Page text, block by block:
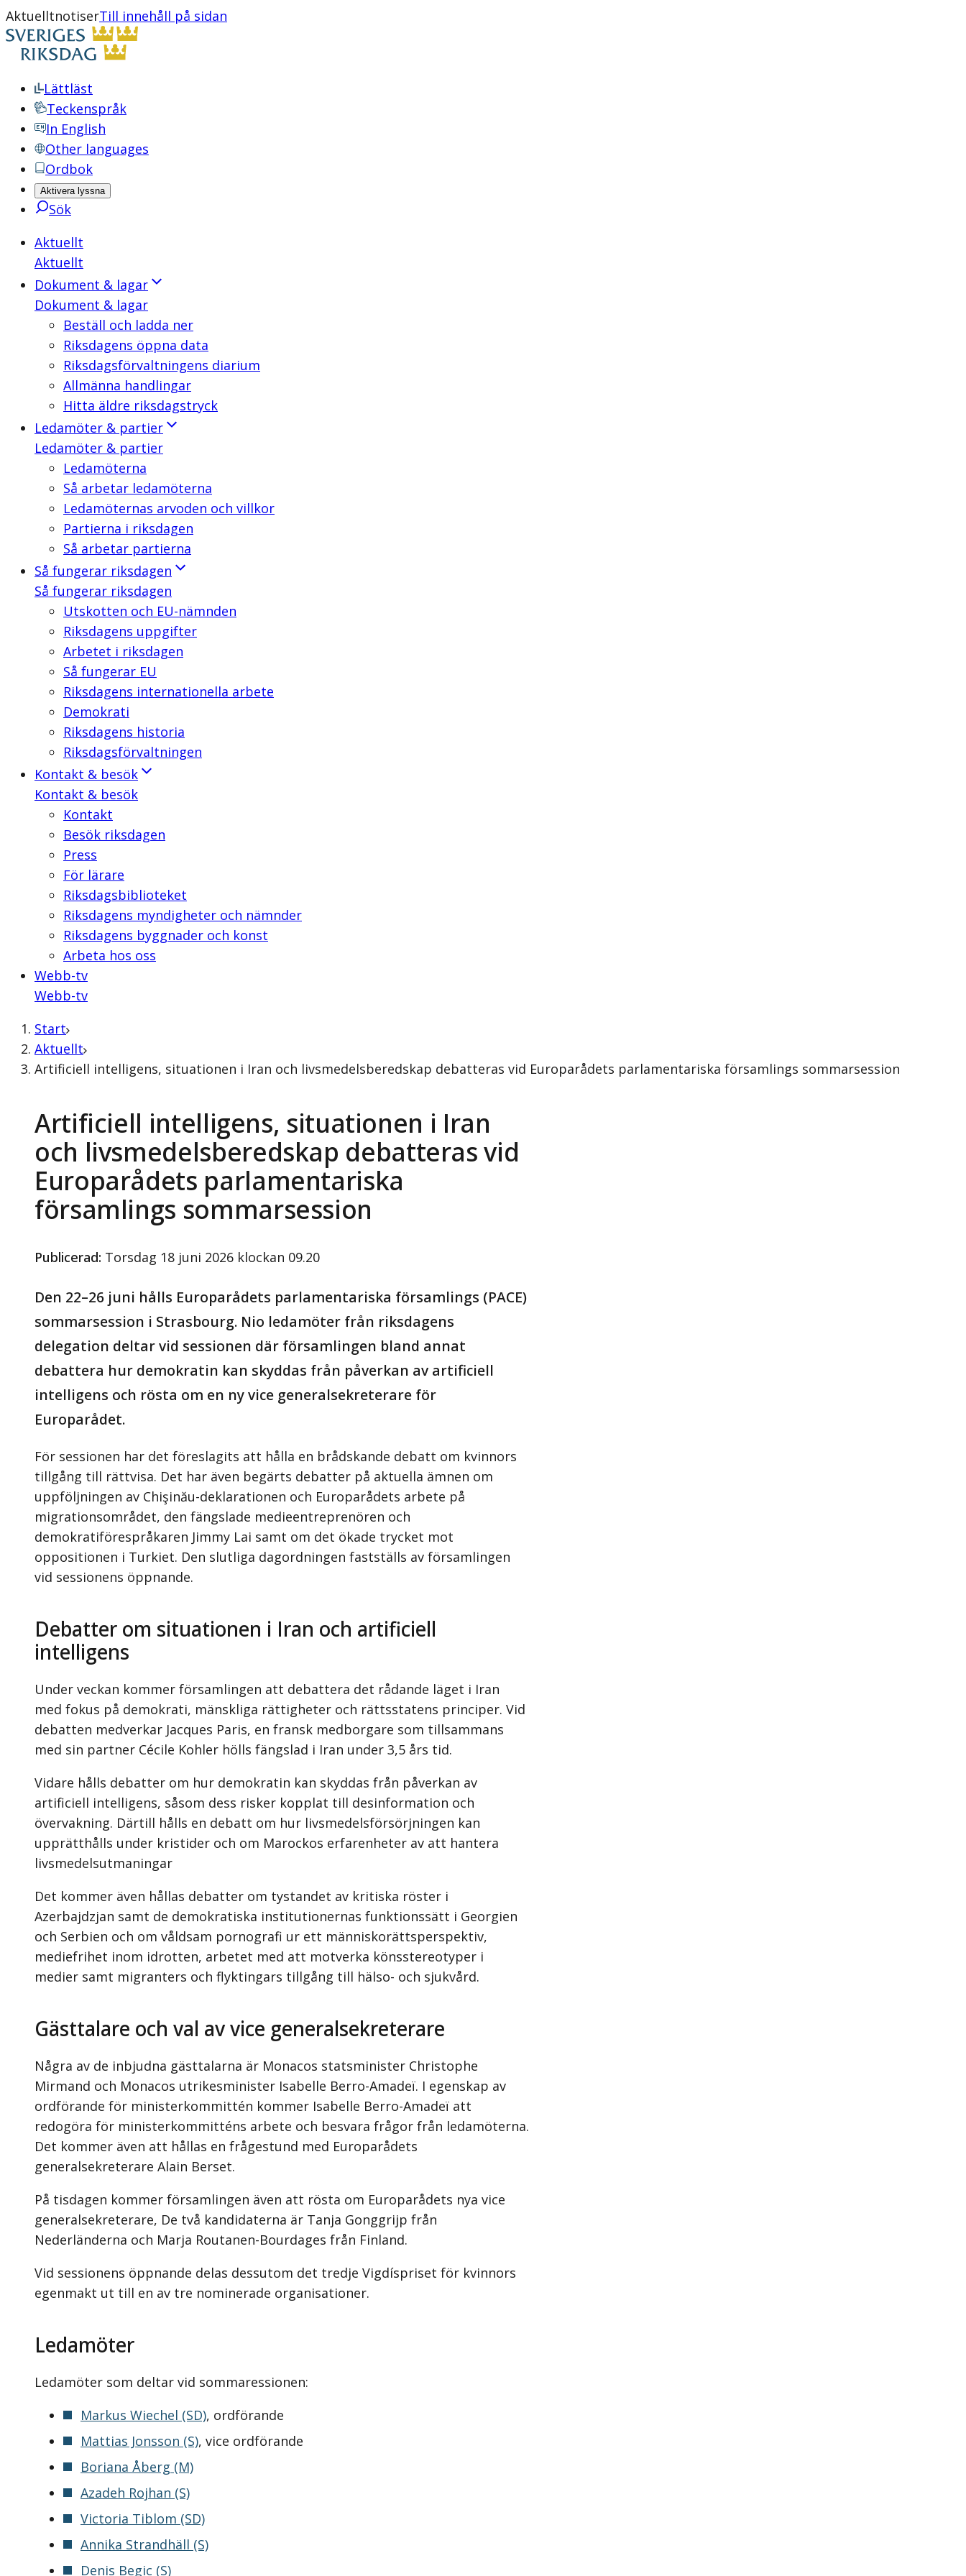
AktuelltnotiserTill innehåll på sidan
Lättläst
Teckenspråk
In English
Other languages
Ordbok
Aktivera lyssna
Sök
Aktuellt
Aktuellt
Dokument & lagar
Dokument & lagar
Beställ och ladda ner
Riksdagens öppna data
Riksdagsförvaltningens diarium
Allmänna handlingar
Hitta äldre riksdagstryck
Ledamöter & partier
Ledamöter & partier
Ledamöterna
Så arbetar ledamöterna
Ledamöternas arvoden och villkor
Partierna i riksdagen
Så arbetar partierna
Så fungerar riksdagen
Så fungerar riksdagen
Utskotten och EU-nämnden
Riksdagens uppgifter
Arbetet i riksdagen
Så fungerar EU
Riksdagens internationella arbete
Demokrati
Riksdagens historia
Riksdagsförvaltningen
Kontakt & besök
Kontakt & besök
Kontakt
Besök riksdagen
Press
För lärare
Riksdagsbiblioteket
Riksdagens myndigheter och nämnder
Riksdagens byggnader och konst
Arbeta hos oss
Webb-tv
Webb-tv
Start
Aktuellt
Artificiell intelligens, situationen i Iran och livsmedelsberedskap debatteras vid Europarådets parlamentariska församlings sommarsession
Artificiell intelligens, situationen i Iran
och livsmedelsberedskap debatteras vid
Europarådets parlamentariska
församlings sommarsession
Publicerad: Torsdag 18 juni 2026 klockan 09.20
Den 22–26 juni hålls Europarådets parlamentariska församlings (PACE)
sommarsession i Strasbourg. Nio ledamöter från riksdagens
delegation deltar vid sessionen där församlingen bland annat
debattera hur demokratin kan skyddas från påverkan av artificiell
intelligens och rösta om en ny vice generalsekreterare för
Europarådet.
För sessionen har det föreslagits att hålla en brådskande debatt om kvinnors
tillgång till rättvisa. Det har även begärts debatter på aktuella ämnen om
uppföljningen av Chişinău-deklarationen och Europarådets arbete på
migrationsområdet, den fängslade medieentreprenören och
demokratiförespråkaren Jimmy Lai samt om det ökade trycket mot
oppositionen i Turkiet. Den slutliga dagordningen fastställs av församlingen
vid sessionens öppnande.
Debatter om situationen i Iran och artificiell
intelligens
Under veckan kommer församlingen att debattera det rådande läget i Iran
med fokus på demokrati, mänskliga rättigheter och rättsstatens principer. Vid
debatten medverkar Jacques Paris, en fransk medborgare som tillsammans
med sin partner Cécile Kohler hölls fängslad i Iran under 3,5 års tid.
Vidare hålls debatter om hur demokratin kan skyddas från påverkan av
artificiell intelligens, såsom dess risker kopplat till desinformation och
övervakning. Därtill hålls en debatt om hur livsmedelsförsörjningen kan
upprätthålls under kristider och om Marockos erfarenheter av att hantera
livsmedelsutmaningar
Det kommer även hållas debatter om tystandet av kritiska röster i
Azerbajdzjan samt de demokratiska institutionernas funktionssätt i Georgien
och Serbien och om våldsam pornografi ur ett människorättsperspektiv,
mediefrihet inom idrotten, arbetet med att motverka könsstereotyper i
medier samt migranters och flyktingars tillgång till hälso- och sjukvård.
Gästtalare och val av vice generalsekreterare
Några av de inbjudna gästtalarna är Monacos statsminister Christophe
Mirmand och Monacos utrikesminister Isabelle Berro-Amadeï. I egenskap av
ordförande för ministerkommittén kommer Isabelle Berro-Amadeï att
redogöra för ministerkommitténs arbete och besvara frågor från ledamöterna.
Det kommer även att hållas en frågestund med Europarådets
generalsekreterare Alain Berset.
På tisdagen kommer församlingen även att rösta om Europarådets nya vice
generalsekreterare, De två kandidaterna är Tanja Gonggrijp från
Nederländerna och Marja Routanen-Bourdages från Finland.
Vid sessionens öppnande delas dessutom det tredje Vigdíspriset för kvinnors
egenmakt ut till en av tre nominerade organisationer.
Ledamöter
Ledamöter som deltar vid sommaressionen:
Markus Wiechel (SD), ordförande
Mattias Jonsson (S), vice ordförande
Boriana Åberg (M)
Azadeh Rojhan (S)
Victoria Tiblom (SD)
Annika Strandhäll (S)
Denis Begic (S)